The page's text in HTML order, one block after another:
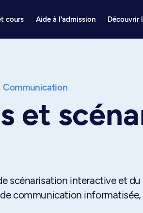
cours Aide à l'admission Découvrir
Communication
et
scénarisation interactive et
communication